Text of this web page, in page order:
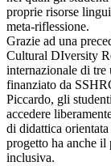
proprie risorse
meta-riflessione.
Grazie ad una
Cultural DIversity
internazionale di tre
finanziato da
Piccardo, gli
accedere
di didattica
progetto ha anche
inclusiva.